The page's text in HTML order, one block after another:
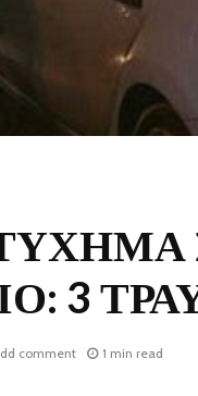
3
comment 1 min read